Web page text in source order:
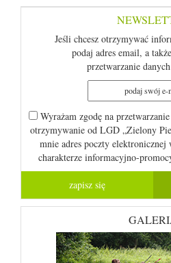
Jeśli chcesz otrzymywać
podaj adres email, a
przetwarzanie
Wyrażam zgodę na
otrzymywanie od LGD „Zielony
mnie adres poczty
charakterze informacyjno-